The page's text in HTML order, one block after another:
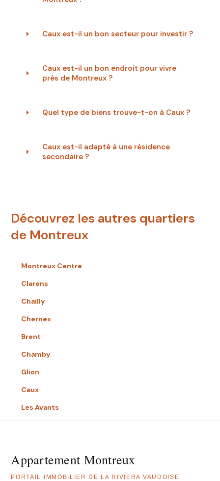
Caux est-il un bon secteur pour investir ?
Caux est-il un bon endroit pour vivre
près de Montreux ?
Quel type de biens trouve-t-on à Caux ?
Caux est-il adapté à une résidence
secondaire ?
Découvrez les autres quartiers
de Montreux
Montreux Centre
Clarens
Chailly
Chernex
Brent
Chamby
Glion
Caux
Les Avants
Appartement Montreux
PORTAIL IMMOBILIER DE LA RIVIERA VAUDOISE